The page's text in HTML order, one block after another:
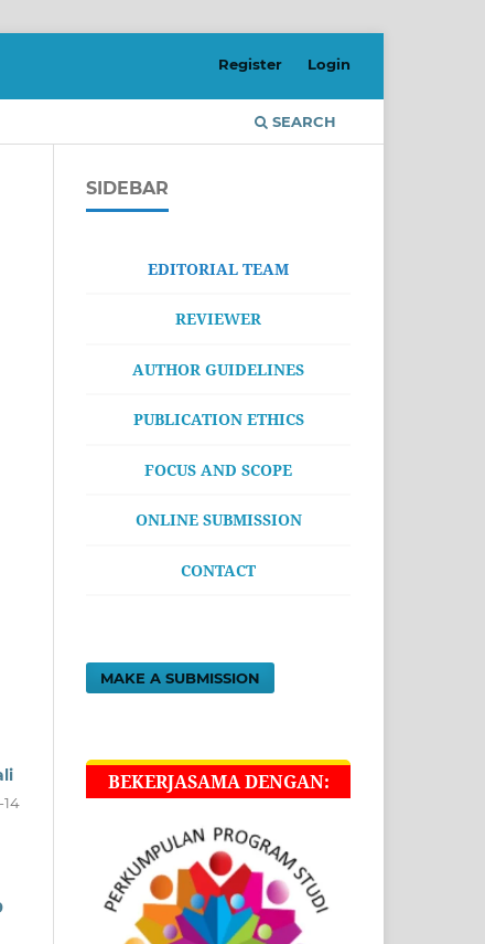
SEARCH
Register Login
14
SIDEBAR
EDITORIAL TEAM
REVIEWER
AUTHOR GUIDELINES
PUBLICATION ETHICS
FOCUS AND SCOPE
ONLINE SUBMISSION
CONTACT
MAKE A SUBMISSION
BEKERJASAMA DENGAN: